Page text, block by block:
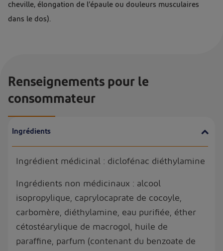
cheville, élongation de l’épaule ou douleurs musculaires
dans le dos).
Renseignements pour le
consommateur
Ingrédients
Ingrédient médicinal : diclofénac diéthylamine
Ingrédients non médicinaux : alcool
isopropylique, caprylocaprate de cocoyle,
carbomère, diéthylamine, eau purifiée, éther
cétostéarylique de macrogol, huile de
paraffine, parfum (contenant du benzoate de